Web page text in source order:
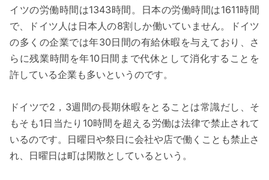
イツの労働時間は1343時間。日本の労働時間は1611時間
で、ドイツ人は日本人の8割しか働いていません。ドイツ
の多くの企業では年30日間の有給休暇を与えており、さ
らに残業時間を年10日間まで代休として消化することを
許している企業も多いというのです。
ドイツで2，3週間の長期休暇をとることは常識だし、そ
もそも1日当たり10時間を超える労働は法律で禁止されて
いるのです。日曜日や祭日に会社や店で働くことも禁止さ
れ、日曜日は町は閑散としているという。